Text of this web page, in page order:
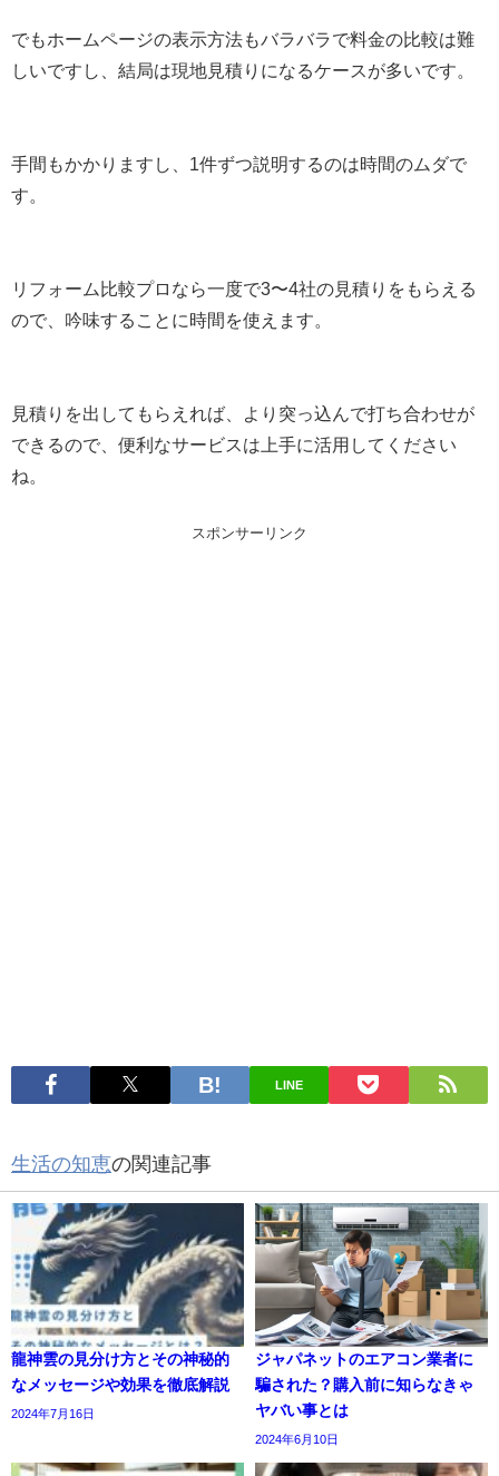
でもホームページの表示方法もバラバラで料金の比較は難
しいですし、結局は現地見積りになるケースが多いです。
手間もかかりますし、1件ずつ説明するのは時間のムダで
す。
リフォーム比較プロなら一度で3〜4社の見積りをもらえる
ので、吟味することに時間を使えます。
見積りを出してもらえれば、より突っ込んで打ち合わせが
できるので、便利なサービスは上手に活用してください
ね。
スポンサーリンク
LINE
生活の知恵の関連記事
龍神雲の見分け方とその神秘的
なメッセージや効果を徹底解説
2024年7月16日
ジャパネットのエアコン業者に
騙された？購入前に知らなきゃ
ヤバい事とは
2024年6月10日